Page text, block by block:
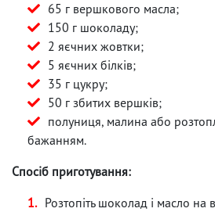
65 г вершкового масла;
150 г шоколаду;
2 яєчних жовтки;
5 яєчних білків;
35 г цукру;
50 г збитих вершків;
полуниця, малина або
бажанням.
Спосіб приготування:
Розтопіть шоколад і масло на